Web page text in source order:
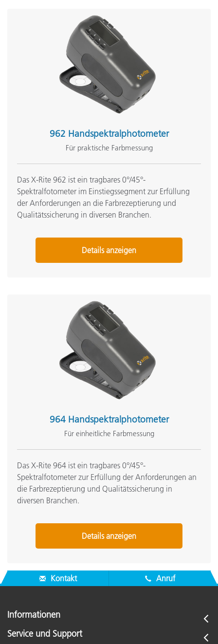
962 Handspektralphotometer
Für praktische Farbmessung
Das X-Rite 962 ist ein tragbares 0°/45°-
Spektralfotometer im Einstiegssegment zur Erfüllung
der Anforderungen an die Farbrezeptierung und
Qualitätssicherung in diversen Branchen.
Details anzeigen
964 Handspektralphotometer
Für einheitliche Farbmessung
Das X-Rite 964 ist ein tragbares 0°/45°-
Spektralfotometer zur Erfüllung der Anforderungen an
die Farbrezeptierung und Qualitätssicherung in
diversen Branchen.
Details anzeigen
Kontakt Anruf
Informationen
Service und Support